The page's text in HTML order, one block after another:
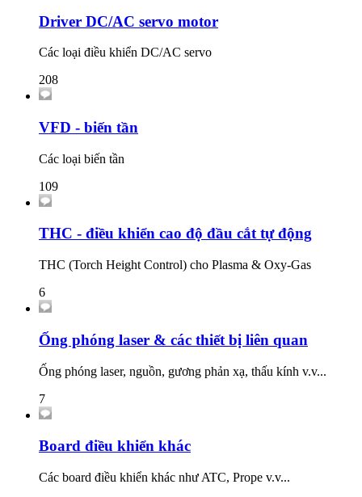
Driver DC/AC servo motor
Các loại điều khiển DC/AC servo
208
VFD - biến tần
Các loại biến tần
109
THC - điều khiển cao độ đầu cắt tự động
THC (Torch Height Control) cho Plasma & Oxy-Gas
6
Ống phóng laser & các thiết bị liên quan
Ống phóng laser, nguồn, gương phản xạ, thấu kính v.v...
7
Board điều khiển khác
Các board điều khiển khác như ATC, Prope v.v...